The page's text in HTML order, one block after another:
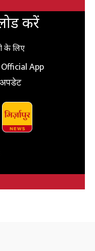
करें
के लिए
App